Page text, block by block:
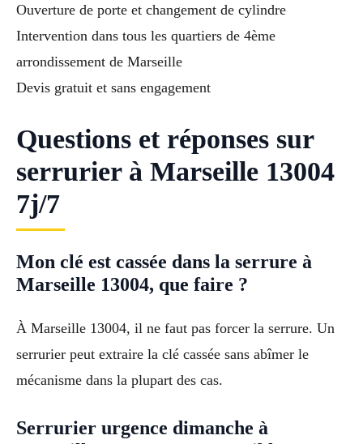
Ouverture de porte et changement de cylindre
Intervention dans tous les quartiers de 4ème
arrondissement de Marseille
Devis gratuit et sans engagement
Questions et réponses sur
serrurier à Marseille 13004
7j/7
Mon clé est cassée dans la serrure à
Marseille 13004, que faire ?
À Marseille 13004, il ne faut pas forcer la serrure. Un
serrurier peut extraire la clé cassée sans abîmer le
mécanisme dans la plupart des cas.
Serrurier urgence dimanche à